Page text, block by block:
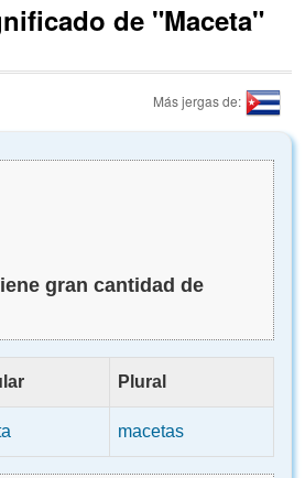
de "Maceta"
Más jergas de:
gran cantidad de
Plural
macetas